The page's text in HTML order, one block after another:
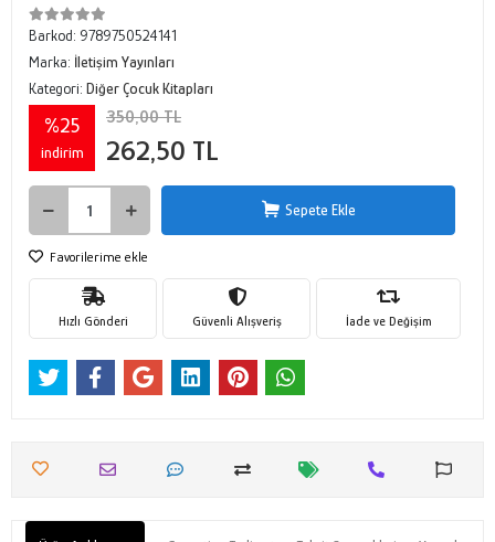
Barkod: 9789750524141
Marka: İletişim Yayınları
Kategori: Diğer Çocuk Kitapları
%25
indirim
350,00 TL
262,50 TL
Sepete Ekle
Favorilerime ekle
Hızlı Gönderi Güvenli Alışveriş İade ve Değişim